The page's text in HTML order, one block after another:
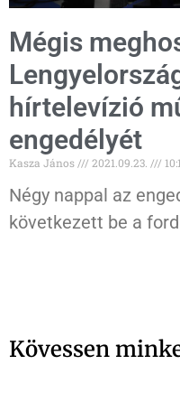
Mégis
hírtelevízió
engedélyét
Kasza János 2021.09.23.
Négy nappal az
következett be a
Kövessen